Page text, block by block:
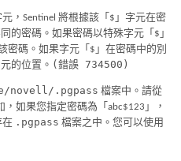
，Sentinel 將根據該「$」字元在密
的密碼。如果密碼以特殊字元「$」
密碼。如果字元「$」在密碼中的別
的位置。 (錯誤 734500)
novell/.pgpass 檔案中。請從
如果您指定密碼為「abc$123」，
在 .pgpass 檔案之中。您可以使用